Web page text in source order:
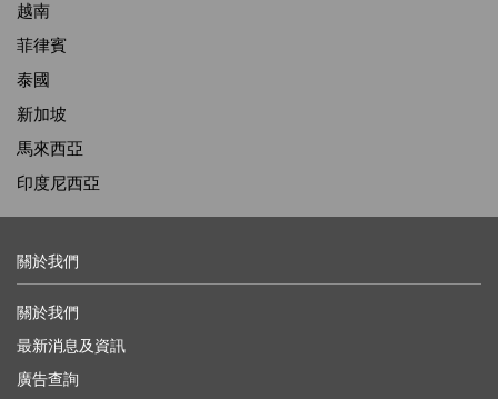
越南
菲律賓
泰國
新加坡
馬來西亞
印度尼西亞
關於我們
關於我們
最新消息及資訊
廣告查詢